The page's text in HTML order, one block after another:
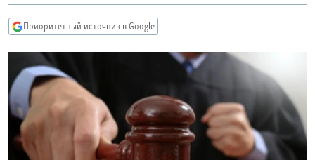
Вернутся
КАВКАЗ.РЕАЛИИ
СИБИРЬ.РЕАЛИИ
РАСПИСАНИЕ ВЕЩАНИЯ
ПОДПИШИТЕСЬ НА РАССЫЛКУ
СОЦИАЛЬНЫЕ СЕТИ
Приоритетный источник в Google